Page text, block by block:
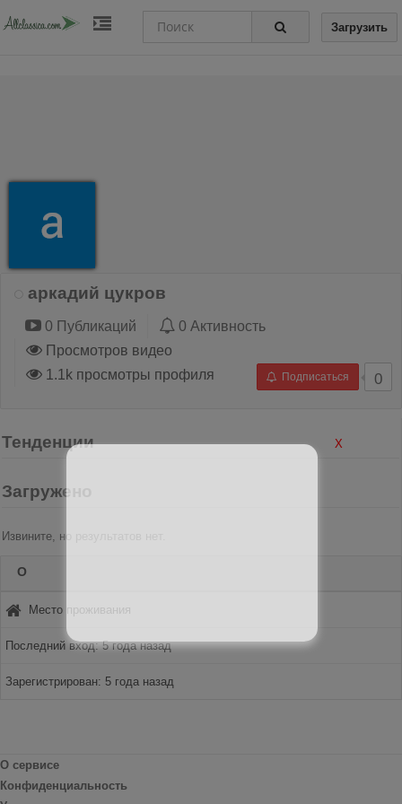
Загрузить
аркадий цукров
0 Публикаций
0 Активность
Просмотров видео
1.1k просмотры профиля
Подписаться 0
Тенденции
Загружено
Извините, но результатов нет.
О
Место проживания
Последний вход: 5 года назад
Зарегистрирован: 5 года назад
О сервисе
Конфиденциальность
X